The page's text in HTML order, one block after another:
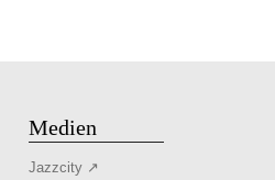
Medien
Jazzcity ↗